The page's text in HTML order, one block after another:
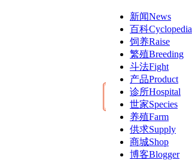
新闻News
百科Cyclopedia
饲养Raise
繁殖Breeding
斗法Fight
产品Product
诊所Hospital
世家Species
养殖Farm
供求Supply
商城Shop
博客Blogger